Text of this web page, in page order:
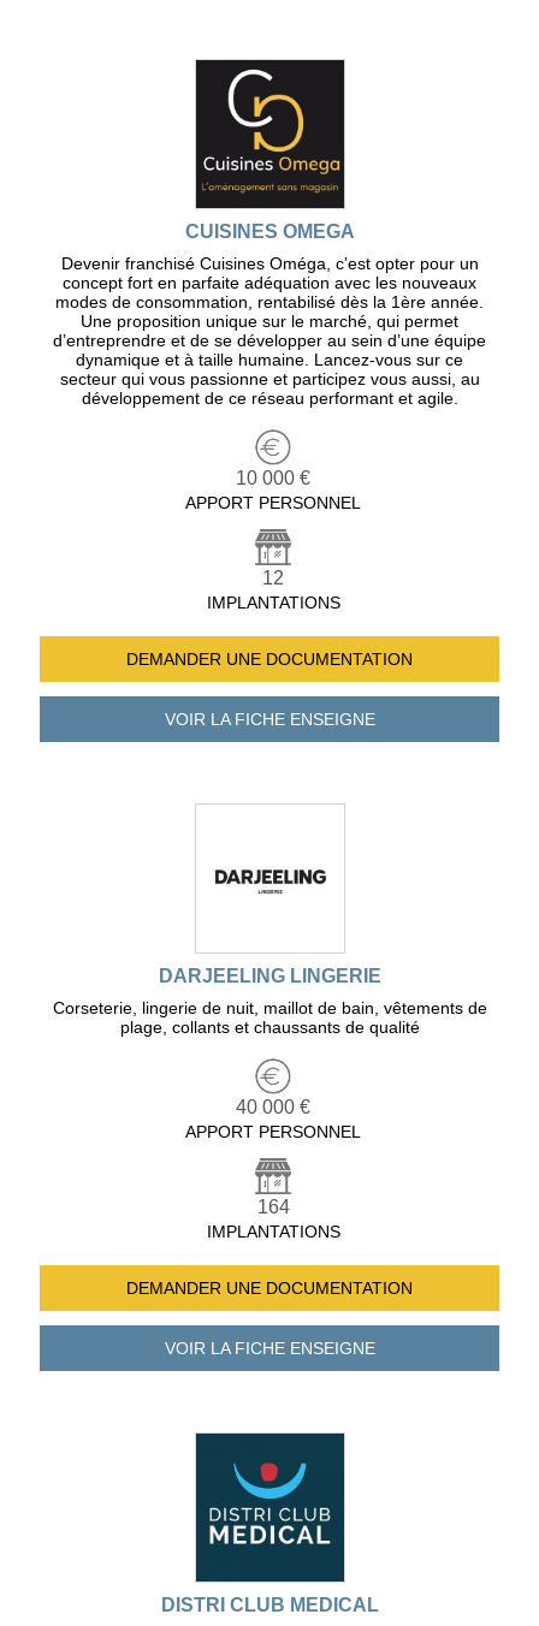
CUISINES OMEGA
Devenir franchisé Cuisines Oméga, c’est opter pour un
concept fort en parfaite adéquation avec les nouveaux
modes de consommation, rentabilisé dès la 1ère année.
Une proposition unique sur le marché, qui permet
d’entreprendre et de se développer au sein d’une équipe
dynamique et à taille humaine. Lancez-vous sur ce
secteur qui vous passionne et participez vous aussi, au
développement de ce réseau performant et agile.
10 000 €
APPORT PERSONNEL
12
IMPLANTATIONS
DEMANDER UNE DOCUMENTATION
VOIR LA FICHEENSEIGNE
DARJEELING LINGERIE
Corseterie, lingerie de nuit, maillot de bain, vêtements de
plage, collants et chaussants de qualité
40 000 €
APPORT PERSONNEL
164
IMPLANTATIONS
DEMANDER UNE DOCUMENTATION
VOIR LA FICHEENSEIGNE
DISTRI CLUB MEDICAL